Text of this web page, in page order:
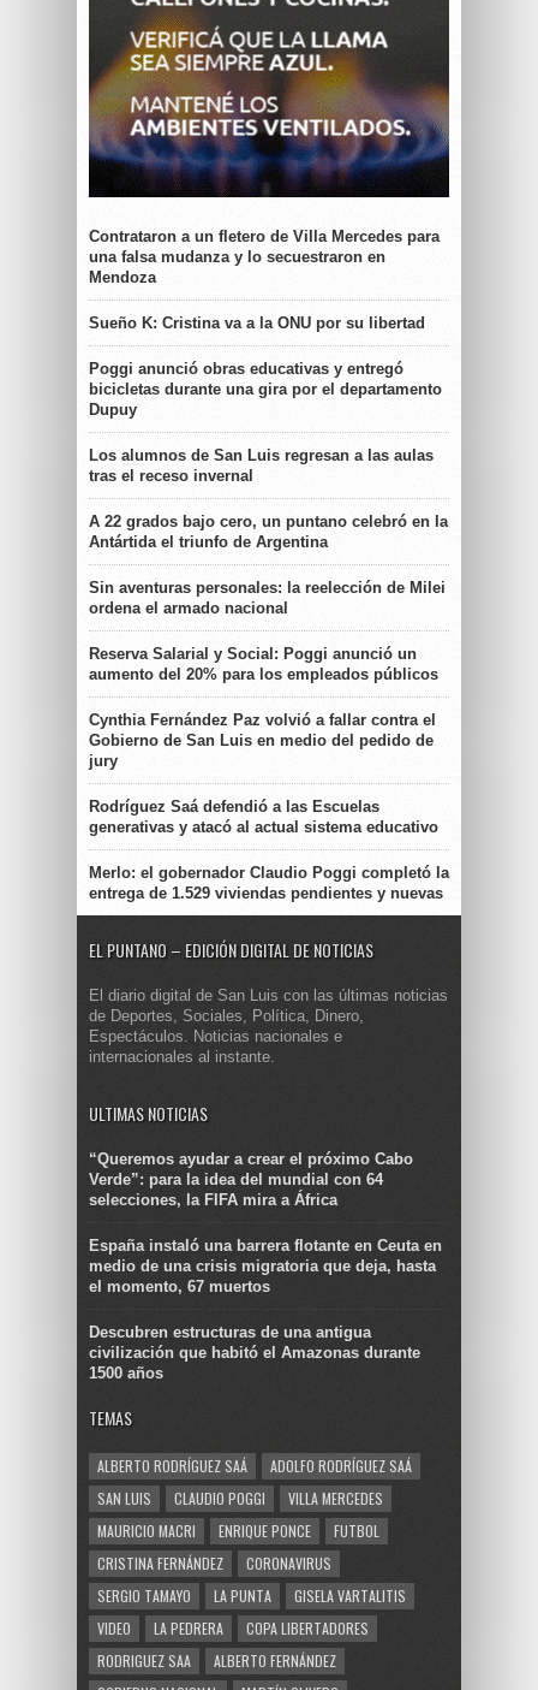
Contrataron a un fletero de Villa Mercedes para
una falsa mudanza y lo secuestraron en
Mendoza
Sueño K: Cristina va a la ONU por su libertad
Poggi anunció obras educativas y entregó
bicicletas durante una gira por el departamento
Dupuy
Los alumnos de San Luis regresan a las aulas
tras el receso invernal
A 22 grados bajo cero, un puntano celebró en la
Antártida el triunfo de Argentina
Sin aventuras personales: la reelección de Milei
ordena el armado nacional
Reserva Salarial y Social: Poggi anunció un
aumento del 20% para los empleados públicos
Cynthia Fernández Paz volvió a fallar contra el
Gobierno de San Luis en medio del pedido de
jury
Rodríguez Saá defendió a las Escuelas
generativas y atacó al actual sistema educativo
Merlo: el gobernador Claudio Poggi completó la
entrega de 1.529 viviendas pendientes y nuevas
EL PUNTANO – EDICIÓN DIGITAL DE NOTICIAS
El diario digital de San Luis con las últimas noticias
de Deportes, Sociales, Política, Dinero,
Espectáculos. Noticias nacionales e
internacionales al instante.
ULTIMAS NOTICIAS
“Queremos ayudar a crear el próximo Cabo
Verde”: para la idea del mundial con 64
selecciones, la FIFA mira a África
España instaló una barrera flotante en Ceuta en
medio de una crisis migratoria que deja, hasta
el momento, 67 muertos
Descubren estructuras de una antigua
civilización que habitó el Amazonas durante
1500 años
TEMAS
ALBERTO RODRÍGUEZ SAÁ
ADOLFO RODRÍGUEZ SAÁ
SAN LUIS
CLAUDIO POGGI
VILLA MERCEDES
MAURICIO MACRI
ENRIQUE PONCE
FUTBOL
CRISTINA FERNÁNDEZ
CORONAVIRUS
SERGIO TAMAYO
LA PUNTA
GISELA VARTALITIS
VIDEO
LA PEDRERA
COPA LIBERTADORES
RODRIGUEZ SAA
ALBERTO FERNÁNDEZ